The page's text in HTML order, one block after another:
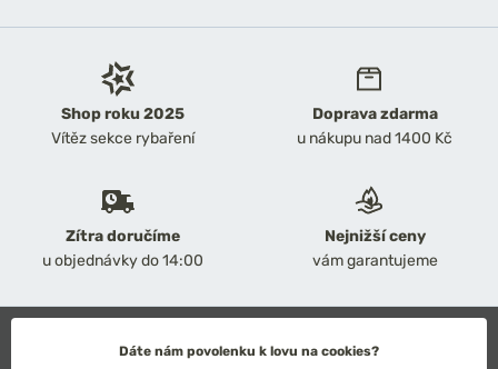
Shop roku 2025
Vítěz sekce rybaření
Doprava zdarma
u nákupu nad 1400 Kč
Zítra doručíme
u objednávky do 14:00
Nejnižší ceny
vám garantujeme
Obchodní podmínky
Dáte nám povolenku k lovu na cookies?